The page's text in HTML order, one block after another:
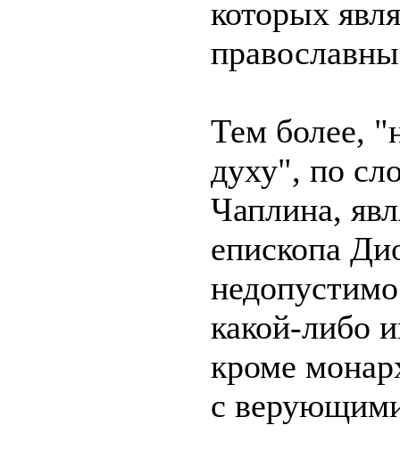
которых
Тем более,
духу", по
Чаплина,
епископа
какой-либо
кроме
с